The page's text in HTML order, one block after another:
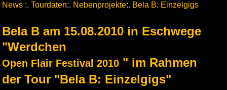
News :. Tourdaten:. Nebenprojekte:. Bela B: Einzelgigs
Bela B am 15.08.2010 in Eschwege
"Werdchen
Open Flair Festival 2010 " im Rahmen
der Tour "Bela B: Einzelgigs"